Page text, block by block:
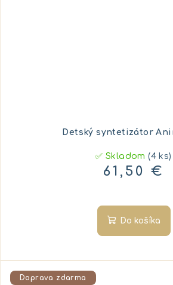
Detský syntetizátor
✅ Skladom(4 ks)
61,50 €
Do košíka
Doprava zdarma